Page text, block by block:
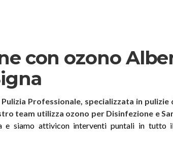
con ozono
Pulizia Professionale, specializzata in pulizie
team utilizza ozono per Disinfezione e
e siamo attivicon interventi puntali in tutto